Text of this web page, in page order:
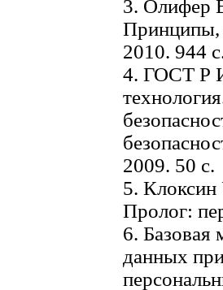
3. Олифер
Принципы,
2010. 944
4. ГОСТ Р
2009. 50 с.
5.
Пролог:
6. Базовая
данных